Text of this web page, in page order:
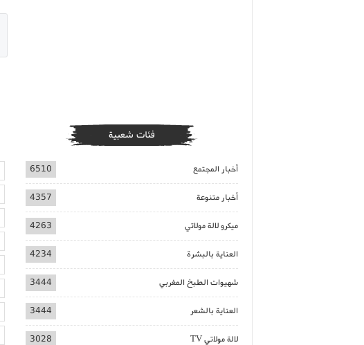
فئات شعبية
أخبار المجتمع 6510
أخبار متنوعة 4357
ميكرو لالة مولاتي 4263
العناية بالبشرة 4234
شهيوات الطبخ المغربي 3444
العناية بالشعر 3444
لالة مولاتي TV 3028